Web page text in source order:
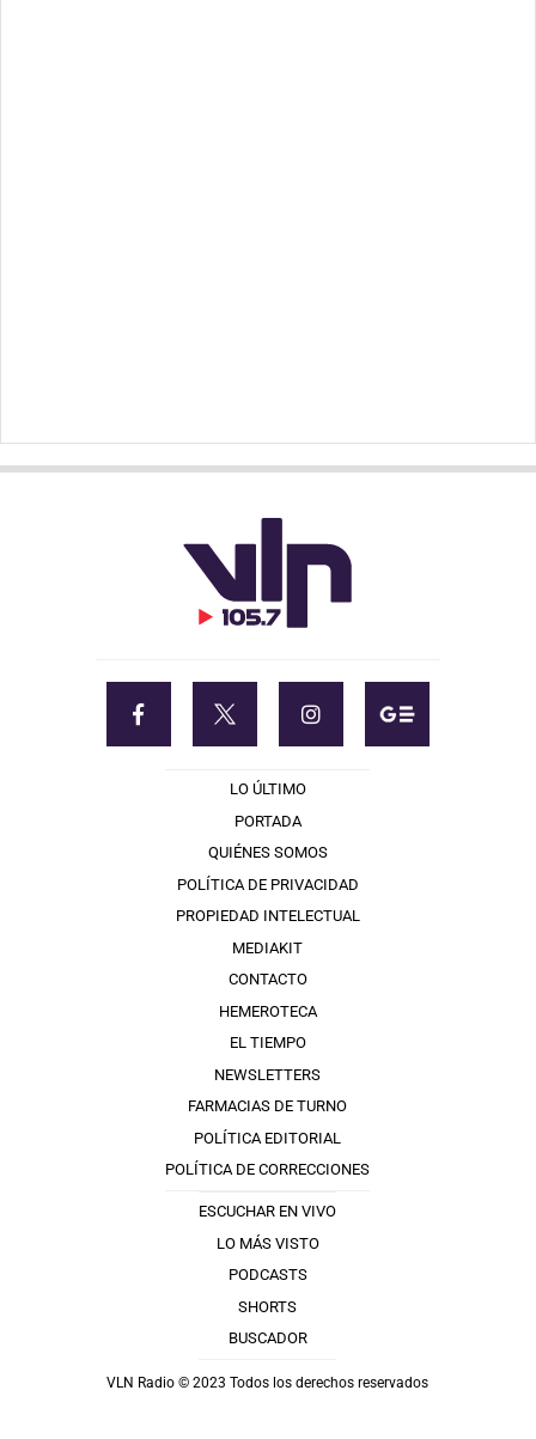
LO ÚLTIMO
PORTADA
QUIÉNES SOMOS
POLÍTICA DE PRIVACIDAD
PROPIEDAD INTELECTUAL
MEDIAKIT
CONTACTO
HEMEROTECA
EL TIEMPO
NEWSLETTERS
FARMACIAS DE TURNO
POLÍTICA EDITORIAL
POLÍTICA DE CORRECCIONES
ESCUCHAR EN VIVO
LO MÁS VISTO
PODCASTS
SHORTS
BUSCADOR
VLN Radio © 2023 Todos los derechos reservados